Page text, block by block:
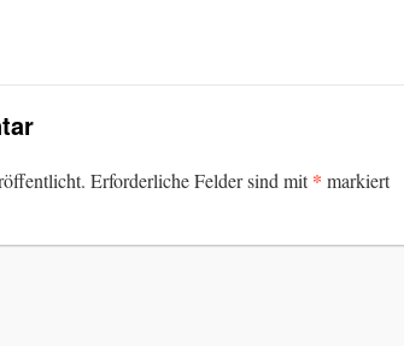
Erforderliche Felder sind mit* markiert